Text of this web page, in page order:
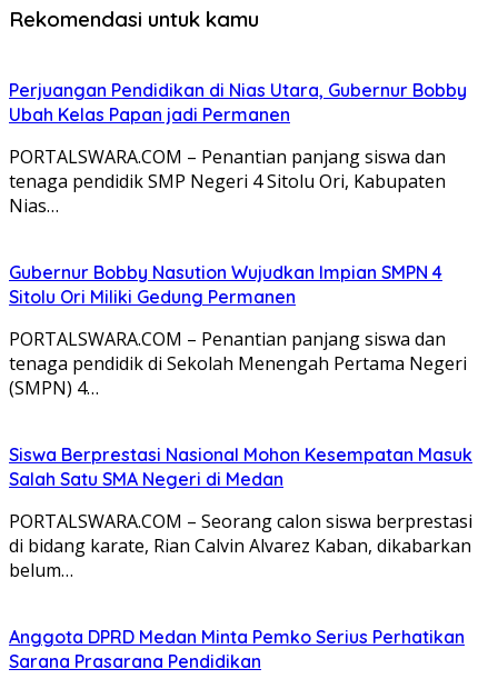
Rekomendasi untuk kamu
Perjuangan Pendidikan di Nias Utara, Gubernur Bobby
Ubah Kelas Papan jadi Permanen
PORTALSWARA.COM – Penantian panjang siswa dan
tenaga pendidik SMP Negeri 4 Sitolu Ori, Kabupaten
Nias…
Gubernur Bobby Nasution Wujudkan Impian SMPN 4
Sitolu Ori Miliki Gedung Permanen
PORTALSWARA.COM – Penantian panjang siswa dan
tenaga pendidik di Sekolah Menengah Pertama Negeri
(SMPN) 4…
Siswa Berprestasi Nasional Mohon Kesempatan Masuk
Salah Satu SMA Negeri di Medan
PORTALSWARA.COM – Seorang calon siswa berprestasi
di bidang karate, Rian Calvin Alvarez Kaban, dikabarkan
belum…
Anggota DPRD Medan Minta Pemko Serius Perhatikan
Sarana Prasarana Pendidikan